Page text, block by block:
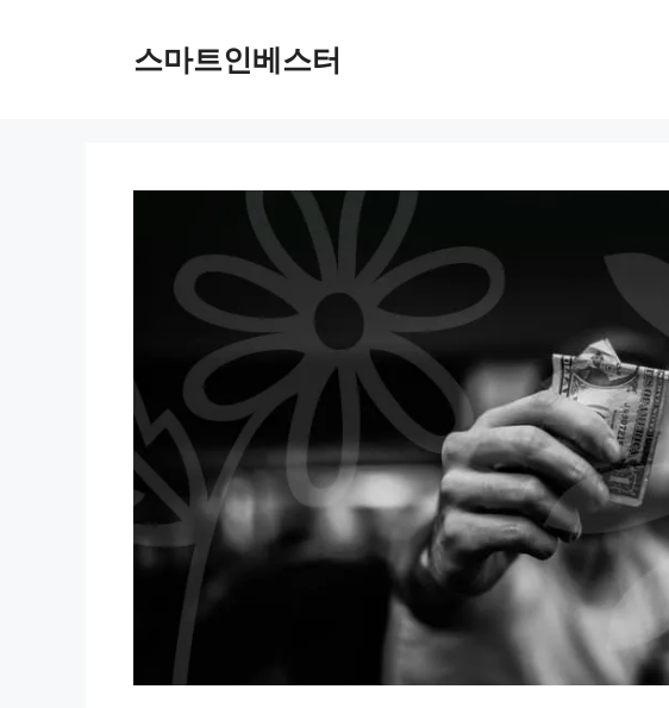
스마트인베스터